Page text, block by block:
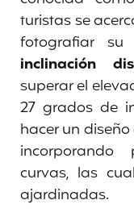
turistas se
fotografiar
inclinación
superar el
27 grados de
hacer un
incorporando
curvas, las
ajardinadas.